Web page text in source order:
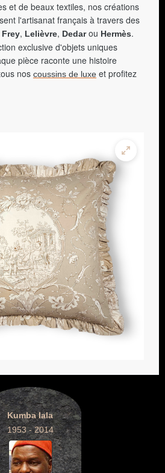
et de beaux textiles, nos créations
l'artisanat français à travers des
Frey, Lelièvre, Dedarou Hermès.
exclusive d'objets uniques
pièce raconte une histoire
nos coussins de luxe et profitez
Kumba Iala
1953 - 2014